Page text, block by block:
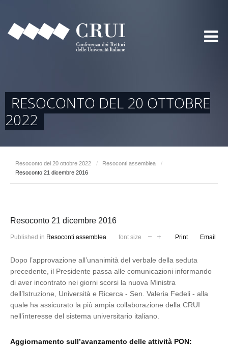
RESOCONTO DEL 20 OTTOBRE
2022
Resoconto del 20 ottobre 2022 / Resoconti assemblea
/
Resoconto 21 dicembre 2016
Resoconto 21 dicembre 2016
Published in Resoconti assemblea font size Print Email
Dopo l’approvazione all’unanimità del verbale della seduta
precedente, il Presidente passa alle comunicazioni informando
di aver incontrato nei giorni scorsi la nuova Ministra
dell’Istruzione, Università e Ricerca - Sen. Valeria Fedeli - alla
quale ha assicurato la più ampia collaborazione della CRUI
nell’interesse del sistema universitario italiano.
Aggiornamento sull’avanzamento delle attività PON: